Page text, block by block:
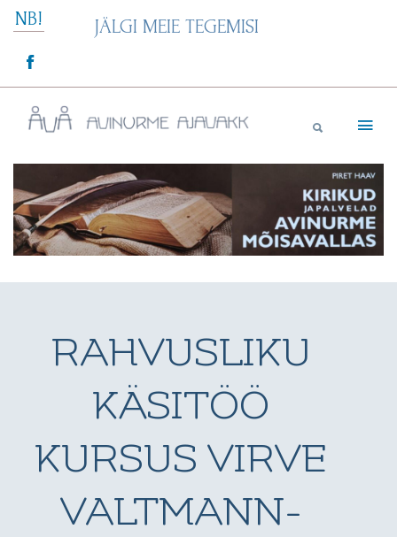
Skip
NB! JÄLGI MEIE TEGEMISI
Avinurme Ajavakk
RAHVUSLIKU
KÄSITÖÖ
KURSUS VIRVE
VALTMANN-